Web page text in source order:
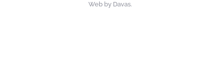
Web by Davas.